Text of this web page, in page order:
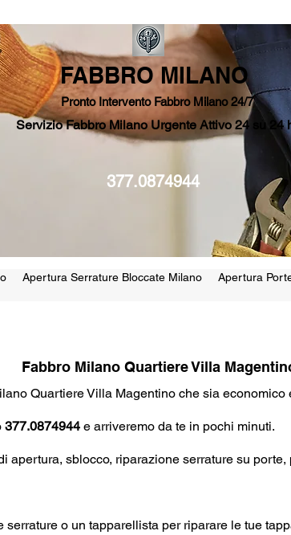
FABBRO MILANO
Pronto Intervento Fabbro Milano 24/7
Servizio Fabbro Milano Urgente Attivo 24 su 24
377.0874944
Apertura Serrature Bloccate Milano Apertura
Fabbro Milano Quartiere Villa
Quartiere Villa Magentino che sia economico
377.0874944 e arriveremo da te in pochi minuti.
apertura, sblocco, riparazione serrature su
o un tapparellista per riparare le tue